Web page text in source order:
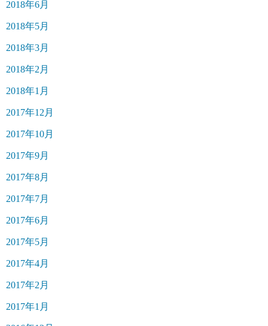
2018年6月
2018年5月
2018年3月
2018年2月
2018年1月
2017年12月
2017年10月
2017年9月
2017年8月
2017年7月
2017年6月
2017年5月
2017年4月
2017年2月
2017年1月